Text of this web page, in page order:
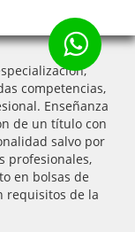
competencias,
Enseñanza
de un título con
salvo por
profesionales,
en bolsas de
requisitos de la